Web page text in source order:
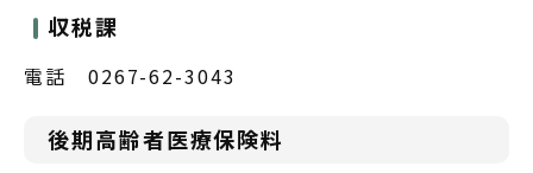
収税課
電話 0267-62-3043
後期高齢者医療保険料